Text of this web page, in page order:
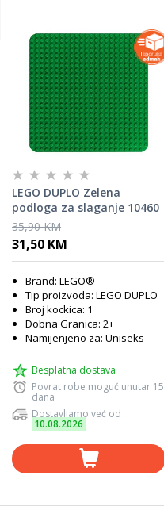
LEGO DUPLO Zelena
podloga za slaganje 10460
35,90 KM
31,50 KM
Brand: LEGO®
Tip proizvoda: LEGO DUPLO
Broj kockica: 1
Dobna Granica: 2+
Namijenjeno za: Uniseks
Besplatna dostava
Povrat robe moguć unutar 15
dana
Dostavljamo već od
10.08.2026